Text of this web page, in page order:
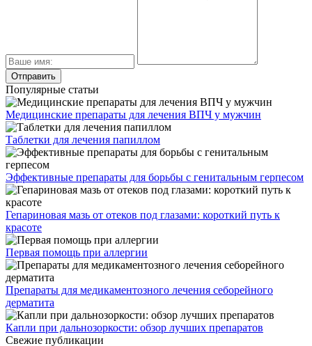
Популярные статьи
Медицинские препараты для лечения ВПЧ у мужчин
Таблетки для лечения папиллом
Эффективные препараты для борьбы с генитальным герпесом
Гепариновая мазь от отеков под глазами: короткий путь к
красоте
Первая помощь при аллергии
Препараты для медикаментозного лечения себорейного
дерматита
Капли при дальнозоркости: обзор лучших препаратов
Свежие публикации